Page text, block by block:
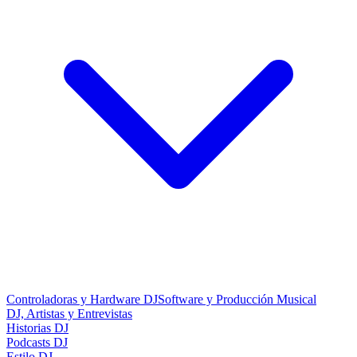
Controladoras y Hardware DJSoftware y Producción Musical
DJ, Artistas y Entrevistas
Historias DJ
Podcasts DJ